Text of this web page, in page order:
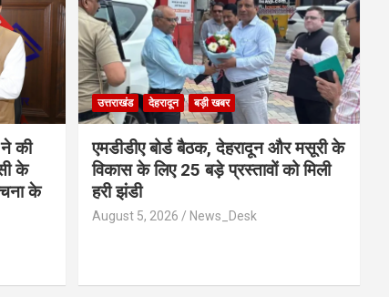
की
के
के
उत्तराखंड देहरादून बड़ी खबर
एमडीडीए बोर्ड बैठक, देहरादून और मसूरी के
विकास के लिए 25 बड़े प्रस्तावों को मिली
हरी झंडी
August 5, 2026 News_Desk